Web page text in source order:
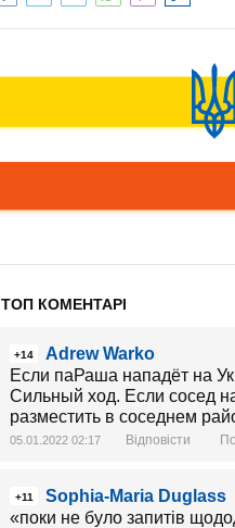
ТОП КОМЕНТАРІ
+14
Adrew Warko
Если паРаша нападёт на
Сильный ход. Если сосед
разместить в соседнем
05.01.2022 02:17 Відповісти
+11
Sophia-Maria Duglass
«поки не було запитів